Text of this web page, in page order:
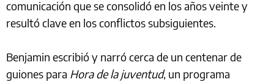
comunicación que se consolidó en los años veinte y
resultó clave en los conflictos subsiguientes.
Benjamin escribió y narró cerca de un centenar de
guiones para Hora de la juventud, un programa